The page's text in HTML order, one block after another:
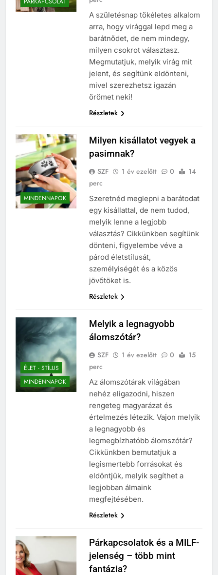
A születésnap tökéletes alkalom
arra, hogy virággal lepd meg a
barátnődet, de nem mindegy,
milyen csokrot választasz.
Megmutatjuk, melyik virág mit
jelent, és segítünk eldönteni,
mivel szerezhetsz igazán
örömet neki!
Részletek
MINDENNAPOK
Milyen kisállatot vegyek a
pasimnak?
SZF 1 év ezelőtt 0
14
perc
Szeretnéd meglepni a barátodat
egy kisállattal, de nem tudod,
melyik lenne a legjobb
választás? Cikkünkben segítünk
dönteni, figyelembe véve a
párod életstílusát,
személyiségét és a közös
jövőtöket is.
Részletek
ÉLET - STÍLUS
MINDENNAPOK
Melyik a legnagyobb
álomszótár?
SZF 1 év ezelőtt 0
15
perc
Az álomszótárak világában
nehéz eligazodni, hiszen
rengeteg magyarázat és
értelmezés létezik. Vajon melyik
a legnagyobb és
legmegbízhatóbb álomszótár?
Cikkünkben bemutatjuk a
legismertebb forrásokat és
eldöntjük, melyik segíthet a
legjobban álmaink
megfejtésében.
Részletek
Párkapcsolatok és a MILF-
jelenség – több mint
fantázia?